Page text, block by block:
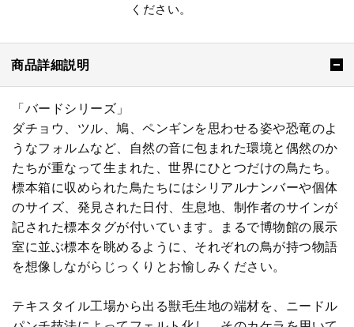
ください。
商品詳細説明
「バードシリーズ」​
ダチョウ、ツル、鳩、ペンギンを思わせる姿や恐竜のよ
うなフォルムなど、自然の音に包まれた環境と偶然のか
たちが重なって生まれた、世界にひとつだけの鳥たち。
​標本箱に収められた鳥たちにはシリアルナンバーや個体
のサイズ、発見された日付、生息地、制作者のサインが
記された標本タグが付いています。まるで博物館の展示
室に並ぶ標本を眺めるように、それぞれの鳥が持つ物語
を想像しながらじっくりとお愉しみください。
テキスタイル工場から出る獣毛生地の端材を、ニードル